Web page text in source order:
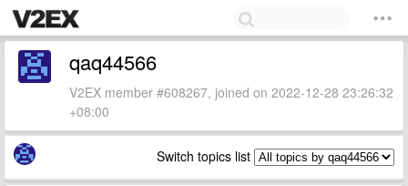
qaq44566
V2EX member #608267, joined on 2022-12-28 23:26:32
+08:00
Switch topics list